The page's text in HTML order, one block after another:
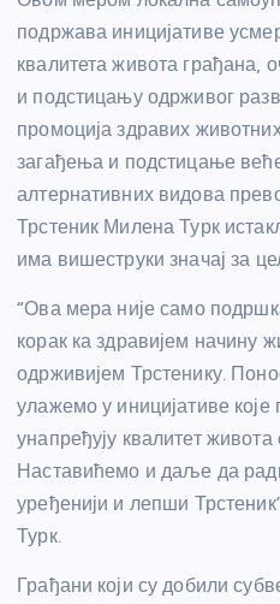
подржава иницијативе
квалитета живота грађана,
и подстицању одрживог
промоција здравих
загађења и подстицање
алтернативних видова
Трстеник Милена Турк
има вишеструки значај за
“Ова мера није само
корак ка здравијем начину
одрживијем Трстенику.
улажемо у иницијативе које
унапређују квалитет живота
Наставићемо и даље да
уређенији и лепши
Турк.
Грађани који су добили